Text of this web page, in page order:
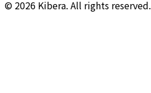
© 2026 Kibera. All rights reserved.